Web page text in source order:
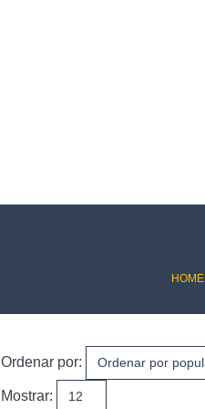
HOME
Ordenar por:
Mostrar: